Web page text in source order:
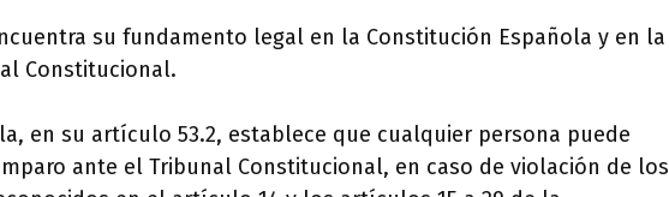
su fundamento legal en la Constitución Española y en la
Constitucional.
en su artículo 53.2, establece que cualquier persona puede
ante el Tribunal Constitucional, en caso de violación de los